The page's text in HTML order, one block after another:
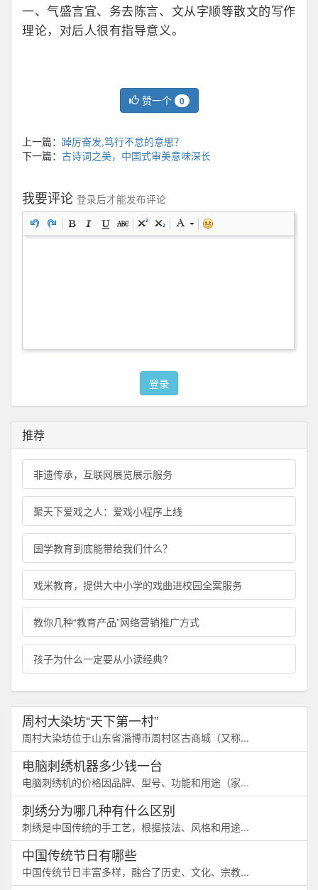
一、气盛言宜、务去陈言、文从字顺等散文的写作
理论，对后人很有指导意义。
赞一个 0
上一篇： 踔厉奋发,笃行不怠的意思？
下一篇： 古诗词之美，中国式审美意味深长
我要评论 登录后才能发布评论
登录
推荐
非遗传承，互联网展览展示服务
聚天下爱戏之人：爱戏小程序上线
国学教育到底能带给我们什么？
戏米教育，提供大中小学的戏曲进校园全案服务
教你几种“教育产品”网络营销推广方式
孩子为什么一定要从小读经典?
周村大染坊“天下第一村”
周村大染坊位于山东省淄博市周村区古商城（又称...
电脑刺绣机器多少钱一台
电脑刺绣机的价格因品牌、型号、功能和用途（家...
刺绣分为哪几种有什么区别
刺绣是中国传统的手工艺，根据技法、风格和用途...
中国传统节日有哪些
中国传统节日丰富多样，融合了历史、文化、宗教...